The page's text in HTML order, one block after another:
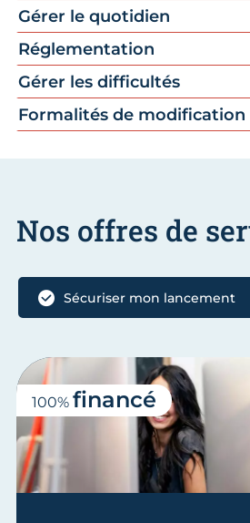
Gérer le quotidien
Réglementation
Gérer les difficultés
Formalités de modification
Nos offres de
Sécuriser mon lancement
100% financé